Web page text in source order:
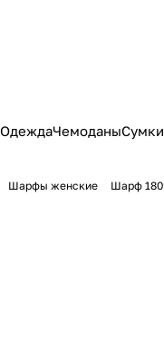
ОдеждаЧемоданы
Шарфы женские Шарф